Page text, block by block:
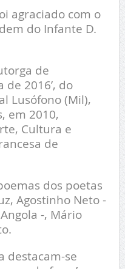
agraciado com o
do Infante D.
de
de 2016’, do
Lusófono (Mil),
em 2010,
Cultura e
de
dos poetas
Agostinho Neto -
-, Mário
destacam-se